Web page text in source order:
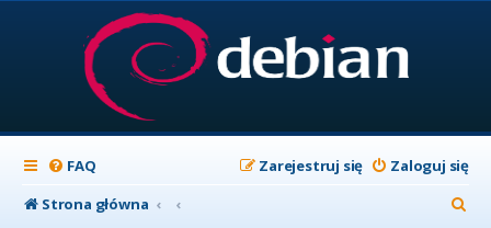
FAQ Zaloguj się
Zarejestruj się
Strona główna